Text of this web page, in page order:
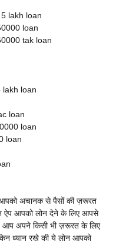
lakh loan
loan
tak loan
lakh loan
loan
loan
loan
अचानक से पैसों की ज़रूरत
ऐप आपको लोन देने के लिए आपसे
आप अपने किसी भी ज़रूरत के लिए
ध्यान रखे की ये लोन आपको